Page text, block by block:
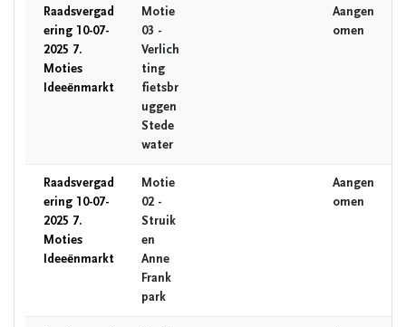
Raadsvergad
ering 10-07-
2025 7.
Moties
Ideeënmarkt
Motie
03 -
Verlich
ting
fietsbr
uggen
Stede
water
Aangen
omen
Raadsvergad
ering 10-07-
2025 7.
Moties
Ideeënmarkt
Motie
02 -
Struik
en
Anne
Frank
park
Aangen
omen